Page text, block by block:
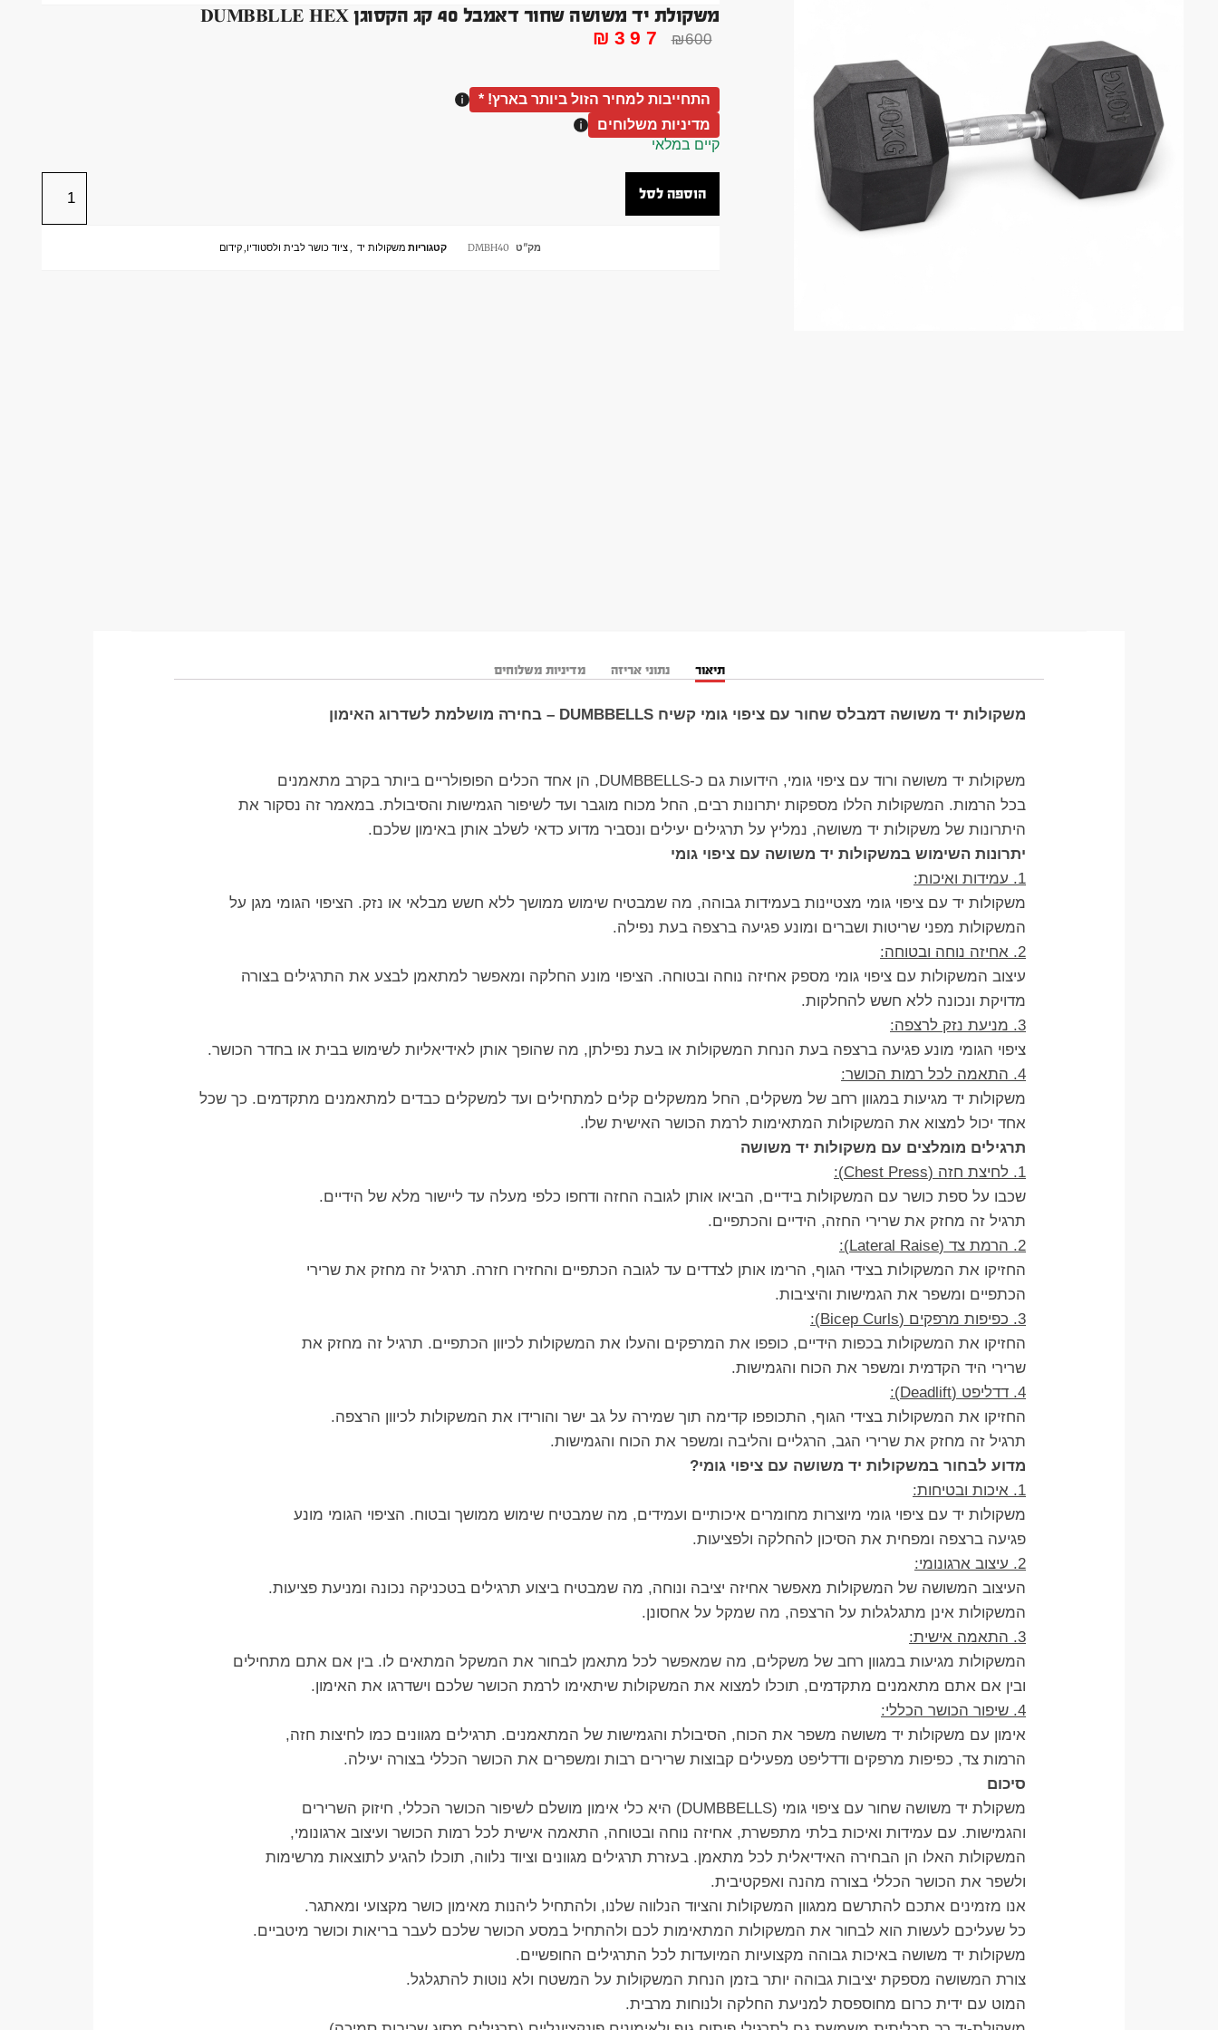
משקולת יד משושה שחור דאמבל 40 קג הקסוגן DUMBBLLE HEX
₪600
₪ 397
התחייבות למחיר הזול ביותר בארץ! *
מדיניות משלוחים
קיים במלאי
הוספה לסל
מק"ט DMBH40 קטגוריות משקולות יד ,ציוד כושר לבית ולסטודיו,קידום
תיאור נתוני אריזה מדיניות משלוחים
משקולות יד משושה דמבלס שחור עם ציפוי גומי קשיח DUMBBELLS – בחירה מושלמת לשדרוג האימון
משקולות יד משושה ורוד עם ציפוי גומי, הידועות גם כ-DUMBBELLS, הן אחד הכלים הפופולריים ביותר בקרב מתאמנים
בכל הרמות. המשקולות הללו מספקות יתרונות רבים, החל מכוח מוגבר ועד לשיפור הגמישות והסיבולת. במאמר זה נסקור את
היתרונות של משקולות יד משושה, נמליץ על תרגילים יעילים ונסביר מדוע כדאי לשלב אותן באימון שלכם.
יתרונות השימוש במשקולות יד משושה עם ציפוי גומי
1. עמידות ואיכות:
משקולות יד עם ציפוי גומי מצטיינות בעמידות גבוהה, מה שמבטיח שימוש ממושך ללא חשש מבלאי או נזק. הציפוי הגומי מגן על
המשקולות מפני שריטות ושברים ומונע פגיעה ברצפה בעת נפילה.
2. אחיזה נוחה ובטוחה:
עיצוב המשקולות עם ציפוי גומי מספק אחיזה נוחה ובטוחה. הציפוי מונע החלקה ומאפשר למתאמן לבצע את התרגילים בצורה
מדויקת ונכונה ללא חשש להחלקות.
3. מניעת נזק לרצפה:
ציפוי הגומי מונע פגיעה ברצפה בעת הנחת המשקולות או בעת נפילתן, מה שהופך אותן לאידיאליות לשימוש בבית או בחדר הכושר.
4. התאמה לכל רמות הכושר:
משקולות יד מגיעות במגוון רחב של משקלים, החל ממשקלים קלים למתחילים ועד למשקלים כבדים למתאמנים מתקדמים. כך שכל
אחד יכול למצוא את המשקולות המתאימות לרמת הכושר האישית שלו.
תרגילים מומלצים עם משקולות יד משושה
1. לחיצת חזה (Chest Press):
שכבו על ספת כושר עם המשקולות בידיים, הביאו אותן לגובה החזה ודחפו כלפי מעלה עד ליישור מלא של הידיים.
תרגיל זה מחזק את שרירי החזה, הידיים והכתפיים.
2. הרמת צד (Lateral Raise):
החזיקו את המשקולות בצידי הגוף, הרימו אותן לצדדים עד לגובה הכתפיים והחזירו חזרה. תרגיל זה מחזק את שרירי
הכתפיים ומשפר את הגמישות והיציבות.
3. כפיפות מרפקים (Bicep Curls):
החזיקו את המשקולות בכפות הידיים, כופפו את המרפקים והעלו את המשקולות לכיוון הכתפיים. תרגיל זה מחזק את
שרירי היד הקדמית ומשפר את הכוח והגמישות.
4. דדליפט (Deadlift):
החזיקו את המשקולות בצידי הגוף, התכופפו קדימה תוך שמירה על גב ישר והורידו את המשקולות לכיוון הרצפה.
תרגיל זה מחזק את שרירי הגב, הרגליים והליבה ומשפר את הכוח והגמישות.
מדוע לבחור במשקולות יד משושה עם ציפוי גומי?
1. איכות ובטיחות:
משקולות יד עם ציפוי גומי מיוצרות מחומרים איכותיים ועמידים, מה שמבטיח שימוש ממושך ובטוח. הציפוי הגומי מונע
פגיעה ברצפה ומפחית את הסיכון להחלקה ולפציעות.
2. עיצוב ארגונומי:
העיצוב המשושה של המשקולות מאפשר אחיזה יציבה ונוחה, מה שמבטיח ביצוע תרגילים בטכניקה נכונה ומניעת פציעות.
המשקולות אינן מתגלגלות על הרצפה, מה שמקל על אחסונן.
3. התאמה אישית:
המשקולות מגיעות במגוון רחב של משקלים, מה שמאפשר לכל מתאמן לבחור את המשקל המתאים לו. בין אם אתם מתחילים
ובין אם אתם מתאמנים מתקדמים, תוכלו למצוא את המשקולות שיתאימו לרמת הכושר שלכם וישדרגו את האימון.
4. שיפור הכושר הכללי:
אימון עם משקולות יד משושה משפר את הכוח, הסיבולת והגמישות של המתאמנים. תרגילים מגוונים כמו לחיצות חזה,
הרמות צד, כפיפות מרפקים ודדליפט מפעילים קבוצות שרירים רבות ומשפרים את הכושר הכללי בצורה יעילה.
סיכום
משקולת יד משושה שחור עם ציפוי גומי (DUMBBELLS) היא כלי אימון מושלם לשיפור הכושר הכללי, חיזוק השרירים
והגמישות. עם עמידות ואיכות בלתי מתפשרת, אחיזה נוחה ובטוחה, התאמה אישית לכל רמות הכושר ועיצוב ארגונומי,
המשקולות האלו הן הבחירה האידיאלית לכל מתאמן. בעזרת תרגילים מגוונים וציוד נלווה, תוכלו להגיע לתוצאות מרשימות
ולשפר את הכושר הכללי בצורה מהנה ואפקטיבית.
אנו מזמינים אתכם להתרשם ממגוון המשקולות והציוד הנלווה שלנו, ולהתחיל ליהנות מאימון כושר מקצועי ומאתגר.
כל שעליכם לעשות הוא לבחור את המשקולות המתאימות לכם ולהתחיל במסע הכושר שלכם לעבר בריאות וכושר מיטביים.
משקולות יד משושה באיכות גבוהה מקצועיות המיועדות לכל התרגילים החופשיים.
צורת המשושה מספקת יציבות גבוהה יותר בזמן הנחת המשקולות על המשטח ולא נוטות להתגלגל.
המוט עם ידית כרום מחוספסת למניעת החלקה ולנוחות מרבית.